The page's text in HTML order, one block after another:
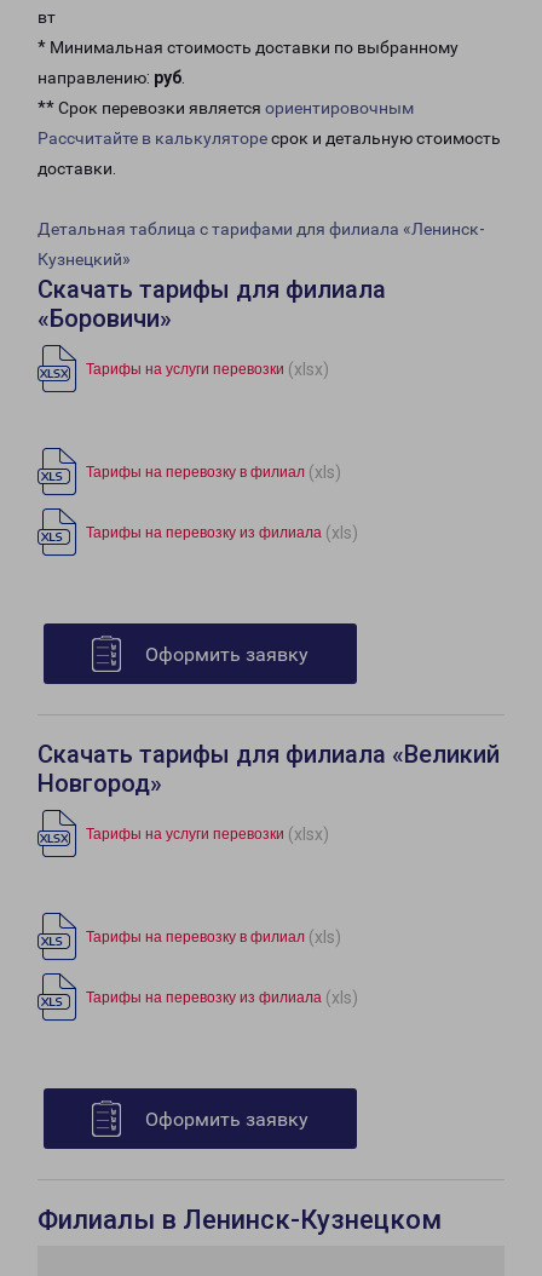
вт
* Минимальная стоимость доставки по выбранному
направлению: руб.
** Срок перевозки является ориентировочным
Рассчитайте в калькуляторесрок и детальную стоимость
доставки.
Детальная таблица с тарифами для филиала «Ленинск-
Кузнецкий»
Скачать тарифы для филиала
«Боровичи»
Тарифы на услуги перевозки (xlsx)
Тарифы на перевозку в филиал (xls)
Тарифы на перевозку из филиала (xls)
Оформить заявку
Скачать тарифы для филиала «Великий
Новгород»
Тарифы на услуги перевозки (xlsx)
Тарифы на перевозку в филиал (xls)
Тарифы на перевозку из филиала (xls)
Оформить заявку
Филиалы в Ленинск-Кузнецком